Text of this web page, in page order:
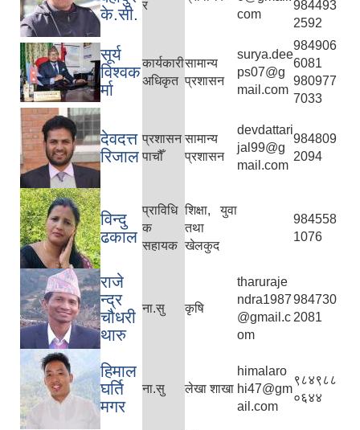
के.सी. र
com
984493
2592
सूर्य
विश्वक
र्मा
कार्यकारी
अधिकृत
सामान्य
प्रशासन
surya.dee
ps07@g
mail.com
984906
6081
980977
7033
देवदत्त
रिजाल
प्रशासन
पाचौँ
सामान्य
प्रशासन
devdattari
jal99@g
mail.com
984809
2094
विन्दु
ढकाल
प्राविधि
क
सहायक
शिक्षा, युवा
तथा
खेलकुद
984558
1076
राजे
न्द्र
चौधरी
थारु
ना.सु कृषि
tharuraje
ndra1987
@gmail.c
om
984730
2081
हिमाल
घर्ति
मगर
ना.सु लेखा शाखा
himalaro
hi47@gm
ail.com
९८४९८८
०६४४